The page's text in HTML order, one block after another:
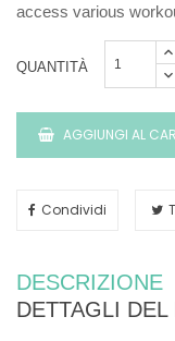
access various
QUANTITÀ
AGGIUNGI AL
Condividi
DESCRIZIONE
DETTAGLI